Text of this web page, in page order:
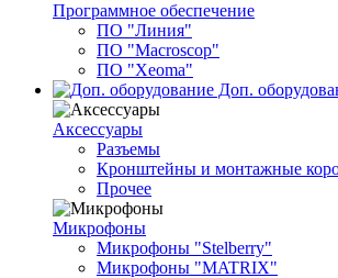
Программное обеспечение
ПО "Линия"
ПО "Macroscop"
ПО "Xeoma"
Доп.
Аксессуары
Разъемы
Кронштейны и монтажные
Прочее
Микрофоны
Микрофоны "Stelberry"
Микрофоны "MATRIX"